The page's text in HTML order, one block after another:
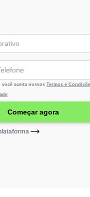
aceita nossos Termos e